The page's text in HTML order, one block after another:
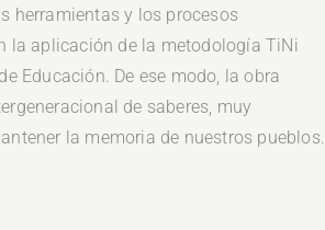
herramientas y los procesos
la aplicación de la metodología TiNi
Educación. De ese modo, la obra
de saberes, muy
la memoria de nuestros pueblos.